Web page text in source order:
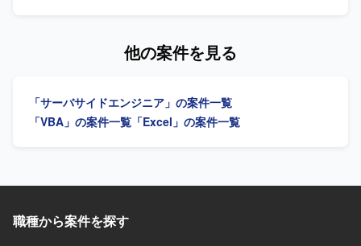
しながら、標準化やガバナンス強化を主体的に推進してい
アカウント環境やGitHubを活用した大規模なクラウド基盤
の設計・運用に携わることができます。CNAPPやIaC、
CloudTrail、GuardDuty、Security Hub、Terraform、
ラウドインフラ環境です。
連携できる方を求めています。 【ポジションの魅力】 販売
Oracle（PL/SQL）を使用します。
他の案件を見る
「サーバサイドエンジニア」の案件一覧
「VBA」の案件一覧 「Excel」の案件一覧
職種から案件を探す